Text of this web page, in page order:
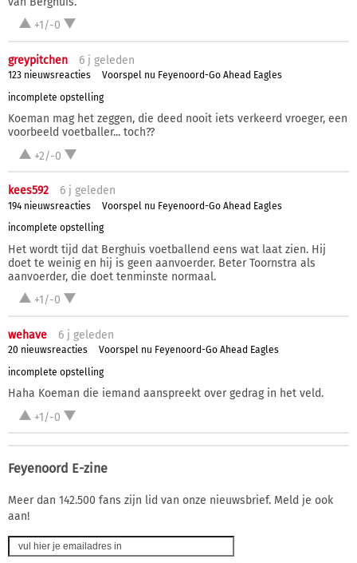
+1/-0
greypitchen 6 j geleden
123 nieuwsreacties
Voorspel nu Feyenoord-Go Ahead Eagles
incomplete opstelling
Koeman mag het zeggen, die deed nooit iets verkeerd vroeger, een
voorbeeld voetballer... toch??
+2/-0
kees592 6 j geleden
194 nieuwsreacties
Voorspel nu Feyenoord-Go Ahead Eagles
incomplete opstelling
Het wordt tijd dat Berghuis voetballend eens wat laat zien. Hij
doet te weinig en hij is geen aanvoerder. Beter Toornstra als
aanvoerder, die doet tenminste normaal.
+1/-0
wehave 6 j geleden
20 nieuwsreacties
Voorspel nu Feyenoord-Go Ahead Eagles
incomplete opstelling
Haha Koeman die iemand aanspreekt over gedrag in het veld.
+1/-0
Feyenoord E-zine
Meer dan 142.500 fans zijn lid van onze nieuwsbrief. Meld je ook
aan!